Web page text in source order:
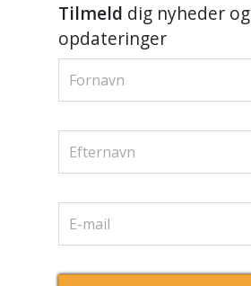
Tilmeld dig nyheder og
opdateringer